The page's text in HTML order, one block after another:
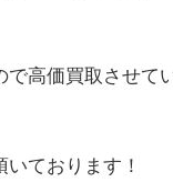
高価買取させて
ております！